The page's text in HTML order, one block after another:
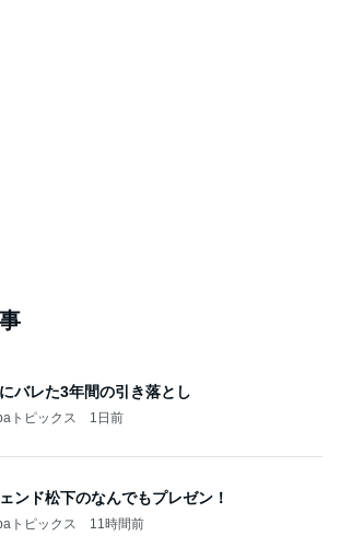
バレた3年間の引き落とし
トピックス 1日前
ンド松下のなんでもプレゼン！
トピックス 11時間前